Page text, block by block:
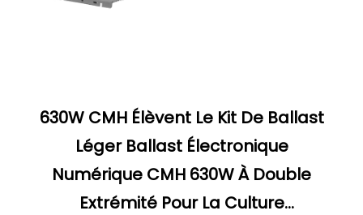
630W CMH Élèvent Le Kit De Ballast
Léger Ballast Électronique
Numérique CMH 630W À Double
Extrémité Pour La Culture